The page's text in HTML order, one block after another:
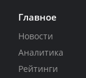
Главное
Новости
Аналитика
Рейтинги